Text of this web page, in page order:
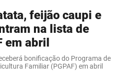
feijão caupi e
na lista de
em abril
bonificação do Programa de
Familiar (PGPAF) em abril